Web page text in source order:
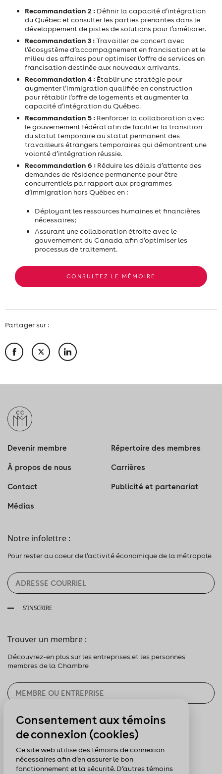
Recommandation 2 : Définir la capacité d’intégration
du Québec et consulter les parties prenantes dans le
développement de pistes de solutions pour l’améliorer.
Recommandation 3 :Travailler de concert avec
l’écosystème d’accompagnement en francisation et le
milieu des affaires pour optimiser l’offre de services en
francisation destinée aux nouveaux arrivants.
Recommandation 4 : Établir une stratégie pour
augmenter l’immigration qualifiée en construction
pour rétablir l’offre de logements et augmenter la
capacité d’intégration du Québec.
Recommandation 5 : Renforcer la collaboration avec
le gouvernement fédéral afin de faciliter la transition
du statut temporaire au statut permanent des
travailleurs étrangers temporaires qui démontrent une
volonté d’intégration réussie.
Recommandation 6 : Réduire les délais d’attente des
demandes de résidence permanente pour être
concurrentiels par rapport aux programmes
d’immigration hors Québec en :
Déployant les ressources humaines et financières
nécessaires;
Assurant une collaboration étroite avec le
gouvernement du Canada afin d’optimiser les
processus de traitement.
CONSULTEZ LE MÉMOIRE
Partager sur :
Devenir membre Répertoire des membres
À propos de nous Carrières
Contact Publicité et partenariat
Médias
Notre infolettre :
Pour rester au coeur de l’activité économique de la métropole
S'INSCRIRE
Trouver un membre :
Découvrez-en plus sur les entreprises et les personnes
membres de la Chambre
CHERCHER
Pour nous suivre :
Consentement aux témoins
de connexion (cookies)
Ce site web utilise des témoins de connexion
nécessaires afin d’en assurer le bon
fonctionnement et la sécurité. D’autres témoins